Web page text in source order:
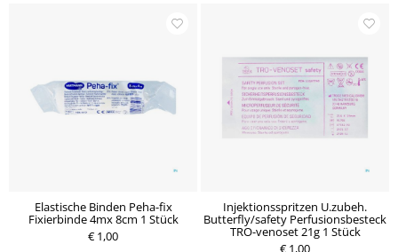
Elastische Binden Peha-fix
Fixierbinde 4mx 8cm 1 Stück
€ 1,00
Injektionsspritzen U.zubeh.
Butterfly/safety Perfusionsbesteck
TRO-venoset 21g 1 Stück
€ 1,00